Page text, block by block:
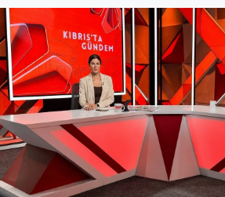
KKTC
KKTC YEREL SEÇİM 2018
Kültür Sanat
Magazin
Moda